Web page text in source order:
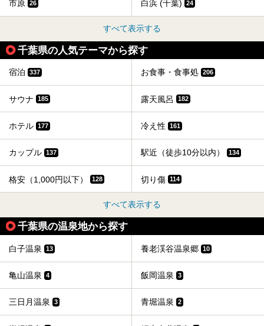
市原 26 白浜 (千葉) 24
すべて表示する
千葉県の人気テーマから探す
宿泊 337 お食事・食事処 206
サウナ 185 露天風呂 182
ホテル 177 冷え性 161
カップル 137 駅近（徒歩10分以内） 134
格安（1,000円以下） 128 切り傷 114
すべて表示する
千葉県の温泉地から探す
白子温泉 13 養老渓谷温泉郷 10
亀山温泉 4 飯岡温泉 3
三日月温泉 3 青堀温泉 2